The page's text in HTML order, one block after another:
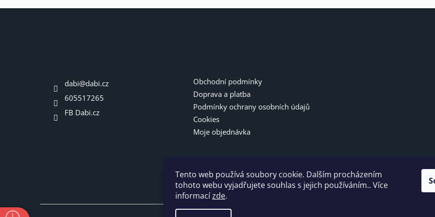
Tento web používá soubory cookie. Dalším procházením
tohoto webu vyjadřujete souhlas s jejich používáním.. Více
informacízde.
á
dabi@dabi.cz
605517265
FB Dabi.cz
Obchodní podmínky
Doprava a platba
Podmínky ochrany osobních údajů
Cookies
Moje objednávka